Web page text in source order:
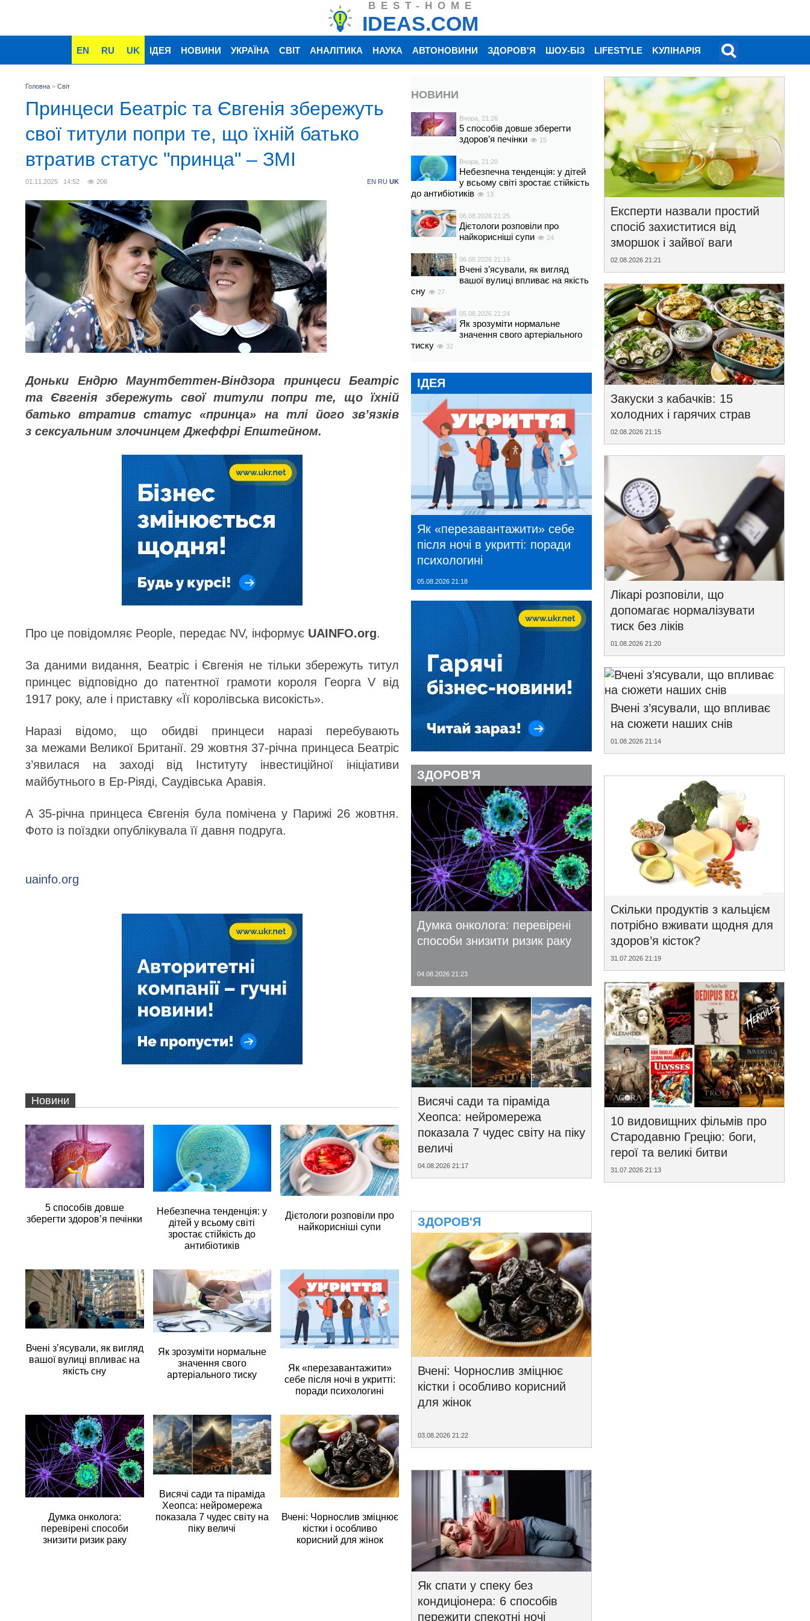
BEST-HOME
IDEAS.COM
EN RU UK ІДЕЯ НОВИНИ УКРАЇНА СВІТ АНАЛІТИКА НАУКА АВТОНОВИНИ ЗДОРОВ'Я ШОУ-БІЗ LIFESTYLE KУЛІНАРІЯ
Головна > Світ
Принцеси Беатріс та Євгенія збережуть
свої титули попри те, що їхній батько
втратив статус "принца" – ЗМІ
01.11.2025 14:52 206 EN RU UK
Доньки Ендрю Маунтбеттен-Віндзора принцеси Беатріс
та Євгенія збережуть свої титули попри те, що їхній
батько втратив статус «принца» на тлі його звʼязків
з сексуальним злочинцем Джеффрі Епштейном.
Про це повідомляє People, передає NV, інформує UAINFO.org.
За даними видання, Беатріс і Євгенія не тільки збережуть титул
принцес відповідно до патентної грамоти короля Георга V від
1917 року, але і приставку «Її королівська високість».
Наразі відомо, що обидві принцеси наразі перебувають
за межами Великої Британії. 29 жовтня 37-річна принцеса Беатріс
з’явилася на заході від Інституту інвестиційної ініціативи
майбутнього в Ер-Ріяді, Саудівська Аравія.
А 35-річна принцеса Євгенія була помічена у Парижі 26 жовтня.
Фото із поїздки опублікувала її давня подруга.
uainfo.org
Новини
5 способів довше
зберегти здоров’я печінки
Небезпечна тенденція: у
дітей у всьому світі
зростає стійкість до
антибіотиків
Дієтологи розповіли про
найкорисніші супи
Вчені з’ясували, як вигляд
вашої вулиці впливає на
якість сну
Як зрозуміти нормальне
значення свого
артеріального тиску
Як «перезавантажити»
себе після ночі в укритті:
поради психологині
Думка онколога:
перевірені способи
знизити ризик раку
Висячі сади та піраміда
Хеопса: нейромережа
показала 7 чудес світу на
піку величі
Вчені: Чорнослив зміцнює
кістки і особливо
корисний для жінок
НОВИНИ
Вчора, 21:26
5 способів довше зберегти
здоров’я печінки
15
Вчора, 21:20
Небезпечна тенденція: у дітей
у всьому світі зростає стійкість
до антибіотиків
13
06.08.2026 21:25
Дієтологи розповіли про
найкорисніші супи
24
06.08.2026 21:19
Вчені з’ясували, як вигляд
вашої вулиці впливає на якість
сну
27
05.08.2026 21:24
Як зрозуміти нормальне
значення свого артеріального
тиску
32
ІДЕЯ
Як «перезавантажити» себе
після ночі в укритті: поради
психологині
05.08.2026 21:18
ЗДОРОВ'Я
Думка онколога: перевірені
способи знизити ризик раку
04.08.2026 21:23
Висячі сади та піраміда
Хеопса: нейромережа
показала 7 чудес світу на піку
величі
04.08.2026 21:17
ЗДОРОВ'Я
Вчені: Чорнослив зміцнює
кістки і особливо корисний
для жінок
03.08.2026 21:22
Як спати у спеку без
кондиціонера: 6 способів
пережити спекотні ночі
Експерти назвали простий
спосіб захиститися від
зморшок і зайвої ваги
02.08.2026 21:21
Закуски з кабачків: 15
холодних і гарячих страв
02.08.2026 21:15
Лікарі розповіли, що
допомагає нормалізувати
тиск без ліків
01.08.2026 21:20
Вчені з’ясували, що впливає
на сюжети наших снів
01.08.2026 21:14
Скільки продуктів з кальцієм
потрібно вживати щодня для
здоров’я кісток?
31.07.2026 21:19
10 видовищних фільмів про
Стародавню Грецію: боги,
герої та великі битви
31.07.2026 21:13